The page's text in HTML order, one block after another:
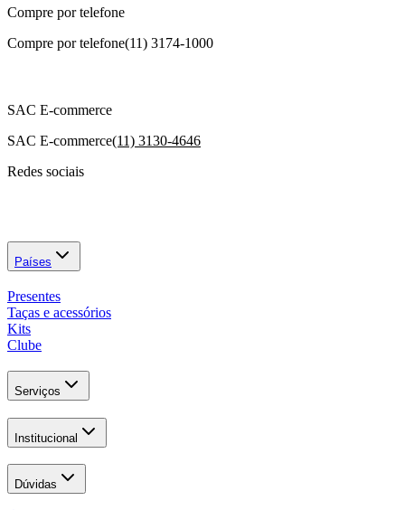
Compre por telefone
Compre por telefone(11) 3174-1000
SAC E-commerce
SAC E-commerce(11) 3130-4646
Redes sociais
Países
Presentes
Taças e acessórios
Kits
Clube
Serviços
Institucional
Dúvidas